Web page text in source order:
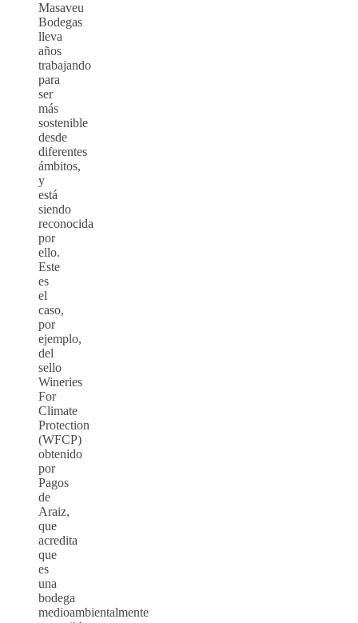
Masaveu
Bodegas
lleva
años
trabajando
para
ser
más
sostenible
desde
diferentes
ámbitos,
y
está
siendo
reconocida
por
ello.
Este
es
el
caso,
por
ejemplo,
del
sello
Wineries
For
Climate
Protection
(WFCP)
obtenido
por
Pagos
de
Araiz,
que
acredita
que
es
una
bodega
medioambientalmente